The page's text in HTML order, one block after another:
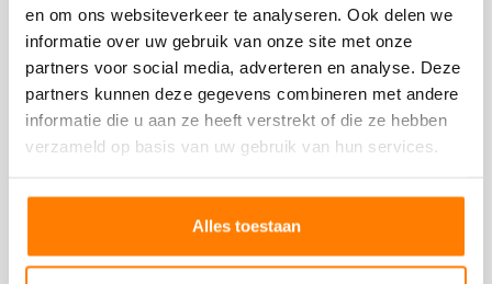
en om ons websiteverkeer te analyseren. Ook delen we
informatie over uw gebruik van onze site met onze
partners voor social media, adverteren en analyse. Deze
partners kunnen deze gegevens combineren met andere
informatie die u aan ze heeft verstrekt of die ze hebben
verzameld op basis van uw gebruik van hun services.
Alles toestaan